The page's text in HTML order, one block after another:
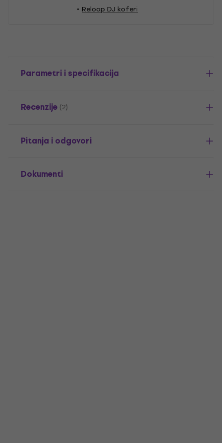
Reloop DJ koferi
Parametri i specifikacija
Recenzije (2)
Pitanja i odgovori
Dokumenti